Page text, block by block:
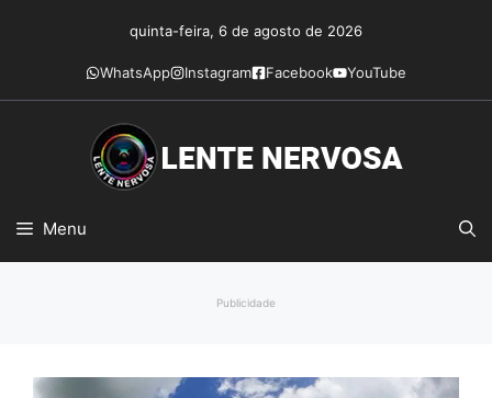
conteúdo
quinta-feira, 6 de agosto de 2026
WhatsApp Instagram Facebook YouTube
Menu
Publicidade